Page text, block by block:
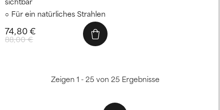
Für ein natürliches Strahlen
88,00 €
74,80 €
Zeigen 1 - 25 von 25 Ergebnisse